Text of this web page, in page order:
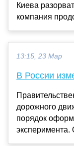
Киева
компания
13:15, 23 Мар
В России
дорожного
порядок
эксперимента.